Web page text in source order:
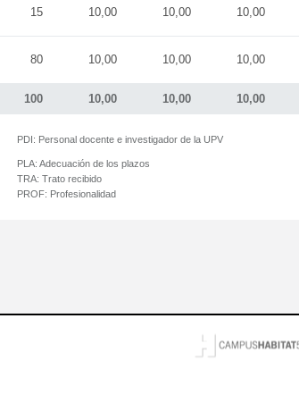
100 10,00 10,00 10,00
15 10,00 10,00 10,00
80 10,00 10,00 10,00
PDI: Personal docente e investigador de la UPV
PLA: Adecuación de los plazos
TRA: Trato recibido
PROF: Profesionalidad